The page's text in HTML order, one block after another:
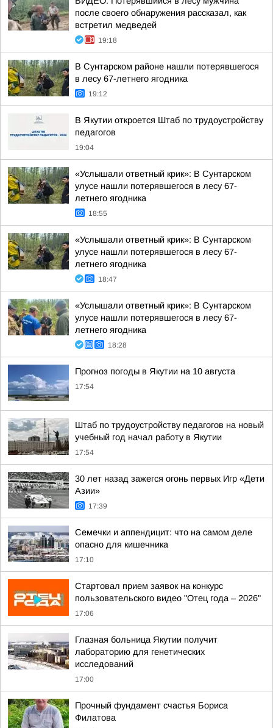
после своего обнаружения рассказал, как
встретил медведей
19:18
В Сунтарском районе нашли потерявшегося
в лесу 67-летнего ягодника
19:12
В Якутии откроется Штаб по трудоустройству
педагогов
19:04
«Услышали ответный крик»: В Сунтарском
улусе нашли потерявшегося в лесу 67-
летнего ягодника
18:55
«Услышали ответный крик»: В Сунтарском
улусе нашли потерявшегося в лесу 67-
летнего ягодника
18:47
«Услышали ответный крик»: В Сунтарском
улусе нашли потерявшегося в лесу 67-
летнего ягодника
18:28
Прогноз погоды в Якутии на 10 августа
17:54
Штаб по трудоустройству педагогов на новый
учебный год начал работу в Якутии
17:54
30 лет назад зажегся огонь первых Игр «Дети
Азии»
17:39
Семечки и аппендицит: что на самом деле
опасно для кишечника
17:10
Стартовал прием заявок на конкурс
пользовательского видео "Отец года – 2026"
17:06
Глазная больница Якутии получит
лабораторию для генетических
исследований
17:00
Прочный фундамент счастья Бориса
Филатова